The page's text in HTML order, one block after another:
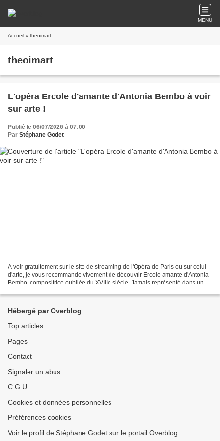
MENU
Accueil » theoimart
theoimart
L'opéra Ercole d'amante d'Antonia Bembo à voir
sur arte !
Publié le 06/07/2026 à 07:00
Par Stéphane Godet
A voir gratuitement sur le site de streaming de l'Opéra de Paris ou sur celui
d'arte, je vous recommande vivement de découvrir Ercole amante d'Antonia
Bembo, compositrice oubliée du XVIIIe siècle. Jamais représenté dans une
Hébergé par Overblog
Top articles
Pages
Contact
Signaler un abus
C.G.U.
Cookies et données personnelles
Préférences cookies
Voir le profil de Stéphane Godet sur le portail Overblog